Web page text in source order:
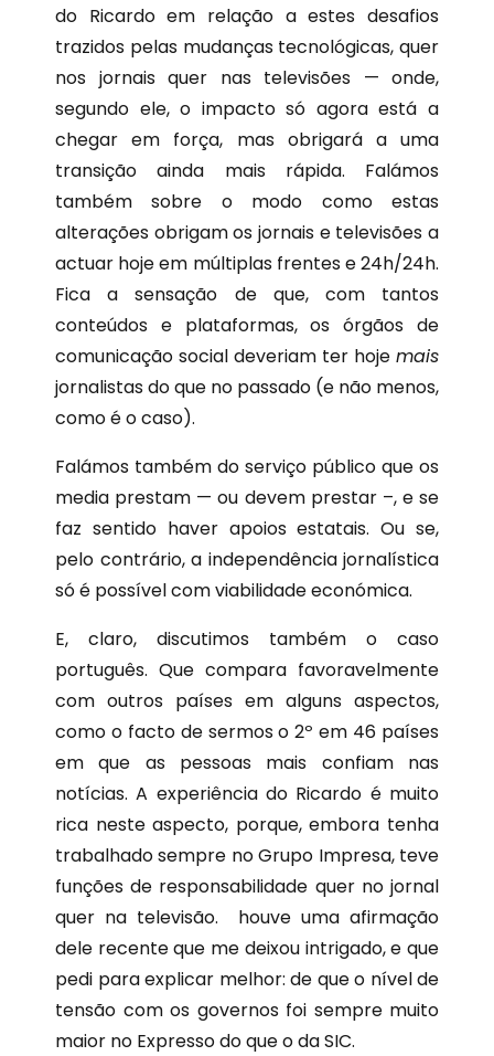
do Ricardo em relação a estes desafios
trazidos pelas mudanças tecnológicas, quer
nos jornais quer nas televisões — onde,
segundo ele, o impacto só agora está a
chegar em força, mas obrigará a uma
transição ainda mais rápida. Falámos
também sobre o modo como estas
alterações obrigam os jornais e televisões a
actuar hoje em múltiplas frentes e 24h/24h.
Fica a sensação de que, com tantos
conteúdos e plataformas, os órgãos de
comunicação social deveriam ter hoje mais
jornalistas do que no passado (e não menos,
como é o caso).
Falámos também do serviço público que os
media prestam — ou devem prestar –, e se
faz sentido haver apoios estatais. Ou se,
pelo contrário, a independência jornalística
só é possível com viabilidade económica.
E, claro, discutimos também o caso
português. Que compara favoravelmente
com outros países em alguns aspectos,
como o facto de sermos o 2º em 46 países
em que as pessoas mais confiam nas
notícias. A experiência do Ricardo é muito
rica neste aspecto, porque, embora tenha
trabalhado sempre no Grupo Impresa, teve
funções de responsabilidade quer no jornal
quer na televisão. houve uma afirmação
dele recente que me deixou intrigado, e que
pedi para explicar melhor: de que o nível de
tensão com os governos foi sempre muito
maior no Expresso do que o da SIC.